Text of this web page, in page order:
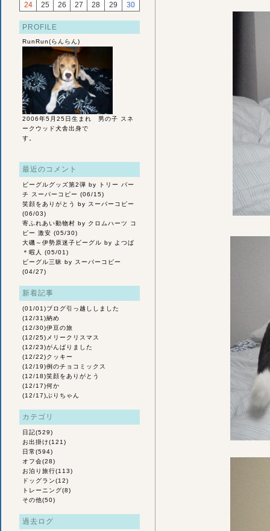
24
25 26 27 28 29 30
PROFILE
RunRun(らんらん)
2006年5月25日生まれ 男の子 スネ
ークウッド犬舎出身で
す。
最近のコメント
ビーグルグッズ第2弾 by トリー バー
チ スーパーコピー (06/15)
笑顔をありがとう
by スーパーコピー
(06/03)
寄ふれあい動物村 by クロムハーツ コ
ピー 激安 (05/30)
大磯～伊勢原迷子ビーグル by よつば
＊暇人 (05/01)
ビーグル三昧 by スーパーコピー
(04/27)
新着記事
(01/01)ブログ引っ越ししました
(12/31)納め
(12/30)伊豆の旅
(12/25) メリークリスマス
(12/23)がんばりました
(12/22)クッキー
(12/19)例のチョコミックス
(12/18)笑顔をありがとう
(12/17)何か
(12/17) ぶりちゃん
カテゴリ
日記(529)
お出掛け(121)
日常(594)
オフ会(28)
お泊り旅行(113)
ドッグラン(12)
トレーニング(8)
その他(50)
過去ログ